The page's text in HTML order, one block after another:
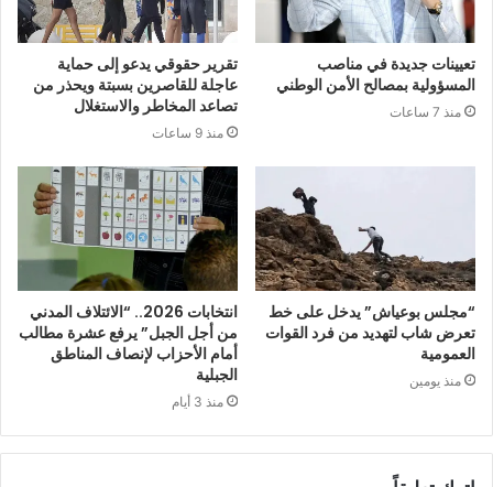
تعيينات جديدة في مناصب
المسؤولية بمصالح الأمن الوطني
منذ 7 ساعات
تقرير حقوقي يدعو إلى حماية
عاجلة للقاصرين بسبتة ويحذر من
تصاعد المخاطر والاستغلال
منذ 9 ساعات
“مجلس بوعياش” يدخل على خط
تعرض شاب لتهديد من فرد القوات
العمومية
منذ يومين
انتخابات 2026.. “الائتلاف المدني
من أجل الجبل” يرفع عشرة مطالب
أمام الأحزاب لإنصاف المناطق
الجبلية
منذ 3 أيام